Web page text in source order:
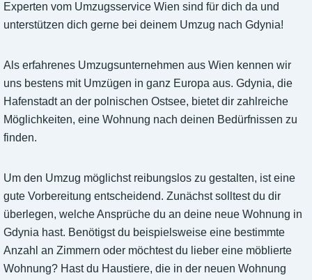
Experten vom Umzugsservice Wien sind für dich da und
unterstützen dich gerne bei deinem Umzug nach Gdynia!
Als erfahrenes Umzugsunternehmen aus Wien kennen wir
uns bestens mit Umzügen in ganz Europa aus. Gdynia, die
Hafenstadt an der polnischen Ostsee, bietet dir zahlreiche
Möglichkeiten, eine Wohnung nach deinen Bedürfnissen zu
finden.
Um den Umzug möglichst reibungslos zu gestalten, ist eine
gute Vorbereitung entscheidend. Zunächst solltest du dir
überlegen, welche Ansprüche du an deine neue Wohnung in
Gdynia hast. Benötigst du beispielsweise eine bestimmte
Anzahl an Zimmern oder möchtest du lieber eine möblierte
Wohnung? Hast du Haustiere, die in der neuen Wohnung